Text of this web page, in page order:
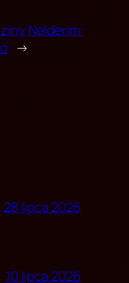
Nelderim:
→
28 lipca 2026
10 lipca 2026